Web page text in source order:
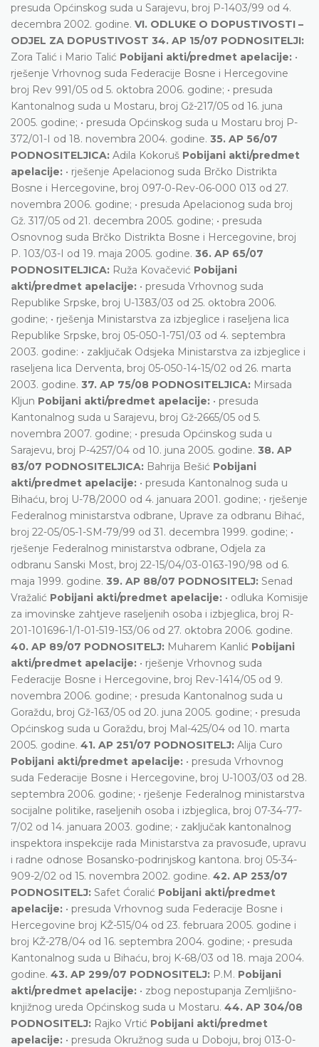
presuda Općinskog suda u Sarajevu, broj P-1403/99 od 4.
decembra 2002. godine. VI. ODLUKE O DOPUSTIVOSTI –
ODJEL ZA DOPUSTIVOST 34. AP 15/07 PODNOSITELJI:
Zora Talić i Mario Talić Pobijani akti/predmet apelacije: •
rješenje Vrhovnog suda Federacije Bosne i Hercegovine
broj Rev 991/05 od 5. oktobra 2006. godine; • presuda
Kantonalnog suda u Mostaru, broj Gž-217/05 od 16. juna
2005. godine; • presuda Općinskog suda u Mostaru broj P-
372/01-I od 18. novembra 2004. godine. 35. AP 56/07
PODNOSITELJICA: Adila Kokoruš Pobijani akti/predmet
apelacije: • rješenje Apelacionog suda Brčko Distrikta
Bosne i Hercegovine, broj 097-0-Rev-06-000 013 od 27.
novembra 2006. godine; • presuda Apelacionog suda broj
Gž. 317/05 od 21. decembra 2005. godine; • presuda
Osnovnog suda Brčko Distrikta Bosne i Hercegovine, broj
P. 103/03-I od 19. maja 2005. godine. 36. AP 65/07
PODNOSITELJICA: Ruža Kovačević Pobijani
akti/predmet apelacije: • presuda Vrhovnog suda
Republike Srpske, broj U-1383/03 od 25. oktobra 2006.
godine; • rješenja Ministarstva za izbjeglice i raseljena lica
Republike Srpske, broj 05-050-1-751/03 od 4. septembra
2003. godine: • zaključak Odsjeka Ministarstva za izbjeglice i
raseljena lica Derventa, broj 05-050-14-15/02 od 26. marta
2003. godine. 37. AP 75/08 PODNOSITELJICA: Mirsada
Kljun Pobijani akti/predmet apelacije: • presuda
Kantonalnog suda u Sarajevu, broj Gž-2665/05 od 5.
novembra 2007. godine; • presuda Općinskog suda u
Sarajevu, broj P-4257/04 od 10. juna 2005. godine. 38. AP
83/07 PODNOSITELJICA: Bahrija Bešić Pobijani
akti/predmet apelacije: • presuda Kantonalnog suda u
Bihaću, broj U-78/2000 od 4. januara 2001. godine; • rješenje
Federalnog ministarstva odbrane, Uprave za odbranu Bihać,
broj 22-05/05-1-SM-79/99 od 31. decembra 1999. godine; •
rješenje Federalnog ministarstva odbrane, Odjela za
odbranu Sanski Most, broj 22-15/04/03-0163-190/98 od 6.
maja 1999. godine. 39. AP 88/07 PODNOSITELJ: Senad
Vražalić Pobijani akti/predmet apelacije: • odluka Komisije
za imovinske zahtjeve raseljenih osoba i izbjeglica, broj R-
201-101696-1/1-01-519-153/06 od 27. oktobra 2006. godine.
40. AP 89/07 PODNOSITELJ: Muharem Kanlić Pobijani
akti/predmet apelacije: • rješenje Vrhovnog suda
Federacije Bosne i Hercegovine, broj Rev-1414/05 od 9.
novembra 2006. godine; • presuda Kantonalnog suda u
Goraždu, broj Gž-163/05 od 20. juna 2005. godine; • presuda
Općinskog suda u Goraždu, broj Mal-425/04 od 10. marta
2005. godine. 41. AP 251/07 PODNOSITELJ: Alija Curo
Pobijani akti/predmet apelacije: • presuda Vrhovnog
suda Federacije Bosne i Hercegovine, broj U-1003/03 od 28.
septembra 2006. godine; • rješenje Federalnog ministarstva
socijalne politike, raseljenih osoba i izbjeglica, broj 07-34-77-
7/02 od 14. januara 2003. godine; • zaključak kantonalnog
inspektora inspekcije rada Ministarstva za pravosuđe, upravu
i radne odnose Bosansko-podrinjskog kantona. broj 05-34-
909-2/02 od 15. novembra 2002. godine. 42. AP 253/07
PODNOSITELJ: Safet Ćoralić Pobijani akti/predmet
apelacije: • presuda Vrhovnog suda Federacije Bosne i
Hercegovine broj KŽ-515/04 od 23. februara 2005. godine i
broj KŽ-278/04 od 16. septembra 2004. godine; • presuda
Kantonalnog suda u Bihaću, broj K-68/03 od 18. maja 2004.
godine. 43. AP 299/07 PODNOSITELJ: P.M. Pobijani
akti/predmet apelacije: • zbog nepostupanja Zemljišno-
knjižnog ureda Općinskog suda u Mostaru. 44. AP 304/08
PODNOSITELJ: Rajko Vrtić Pobijani akti/predmet
apelacije: • presuda Okružnog suda u Doboju, broj 013-0-